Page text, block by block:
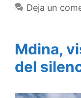
Deja un
Mdina,
del